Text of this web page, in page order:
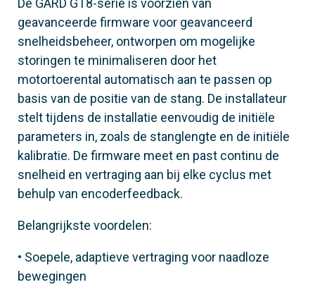
803BB-0270
GGT80AX6
Materiaal
Satijnglans AISI 316 staal
De GARD GT8-serie is voorzien van
geavanceerde firmware voor geavanceerd
snelheidsbeheer, ontworpen om mogelijke
storingen te minimaliseren door het
motortoerental automatisch aan te passen op
basis van de positie van de stang. De installateur
stelt tijdens de installatie eenvoudig de initiële
parameters in, zoals de stanglengte en de initiële
kalibratie. De firmware meet en past continu de
snelheid en vertraging aan bij elke cyclus met
behulp van encoderfeedback.
Belangrijkste voordelen:
• Soepele, adaptieve vertraging voor naadloze
bewegingen